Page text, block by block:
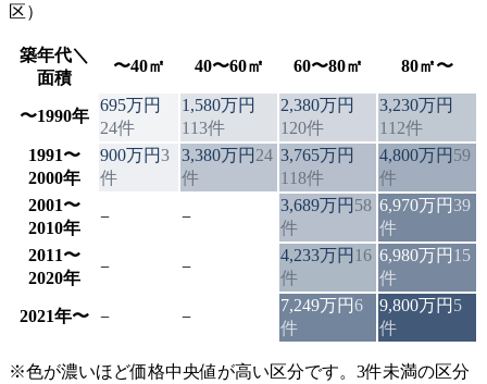
区）
築年代＼
面積
〜40㎡ 40〜60㎡ 60〜80㎡ 80㎡〜
〜1990年
695万円
24件
1,580万円
113件
2,380万円
120件
3,230万円
112件
1991〜
2000年
900万円3
件
3,380万円 24
件
3,765万円
118件
4,800万円 59
件
2001〜
2010年
− −
3,689万円 58
件
6,970万円 39
件
2011〜
2020年
− −
4,233万円 16
件
6,980万円 15
件
2021年〜 − −
7,249万円6
件
9,800万円 5
件
※色が濃いほど価格中央値が高い区分です。3件未満の区分